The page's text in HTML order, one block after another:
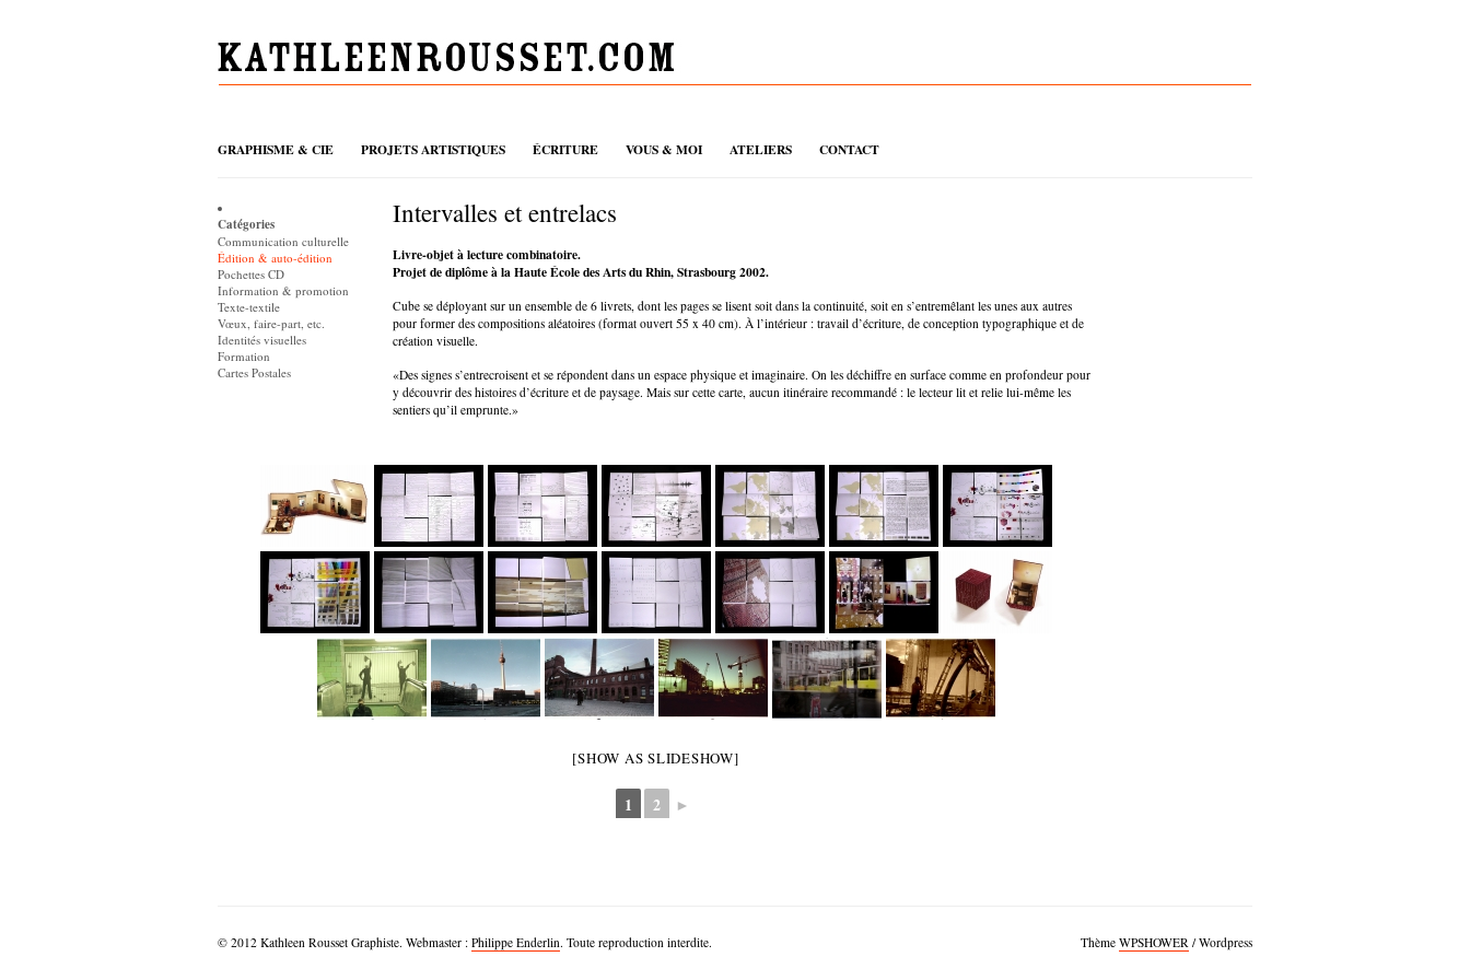
GRAPHISME & CIE PROJETS ARTISTIQUES ÉCRITURE VOUS & MOI ATELIERS CONTACT
Catégories
Communication culturelle
Édition & auto-édition
Pochettes CD
Information & promotion
Texte-textile
Vœux, faire-part, etc.
Identités visuelles
Formation
Cartes Postales
Intervalles et entrelacs
Livre-objet à lecture combinatoire.
Projet de diplôme à la Haute École des Arts du Rhin, Strasbourg 2002.
Cube se déployant sur un ensemble de 6 livrets, dont les pages se lisent soit dans la continuité, soit en s’entremêlant les unes aux autres
pour former des compositions aléatoires (format ouvert 55 x 40 cm). À l’intérieur : travail d’écriture, de conception typographique et de
création visuelle.
«Des signes s’entrecroisent et se répondent dans un espace physique et imaginaire. On les déchiffre en surface comme en profondeur pour
y découvrir des histoires d’écriture et de paysage. Mais sur cette carte, aucun itinéraire recommandé : le lecteur lit et relie lui-même les
sentiers qu’il emprunte.»
[SHOW AS SLIDESHOW]
1 2 ►
© 2012 Kathleen Rousset Graphiste. Webmaster : Philippe Enderlin. Toute reproduction interdite. Thème WPSHOWER / Wordpress